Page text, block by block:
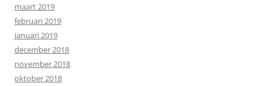
maart 2019
februari 2019
januari 2019
december 2018
november 2018
oktober 2018